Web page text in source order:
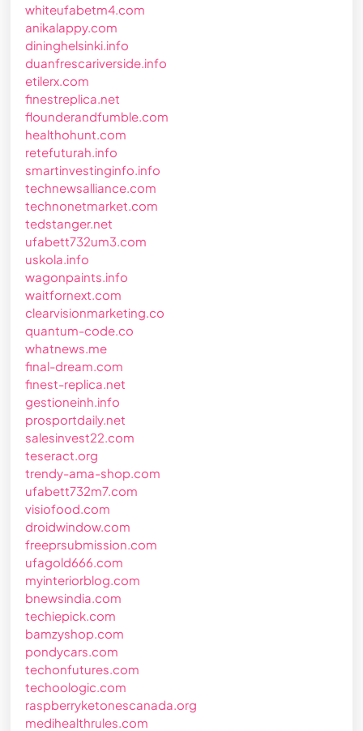
whiteufabetm4.com
anikalappy.com
dininghelsinki.info
duanfrescariverside.info
etilerx.com
finestreplica.net
flounderandfumble.com
healthohunt.com
retefuturah.info
smartinvestinginfo.info
technewsalliance.com
technonetmarket.com
tedstanger.net
ufabett732um3.com
uskola.info
wagonpaints.info
waitfornext.com
clearvisionmarketing.co
quantum-code.co
whatnews.me
final-dream.com
finest-replica.net
gestioneinh.info
prosportdaily.net
salesinvest22.com
teseract.org
trendy-ama-shop.com
ufabett732m7.com
visiofood.com
droidwindow.com
freeprsubmission.com
ufagold666.com
myinteriorblog.com
bnewsindia.com
techiepick.com
bamzyshop.com
pondycars.com
techonfutures.com
techoologic.com
raspberryketonescanada.org
medihealthrules.com